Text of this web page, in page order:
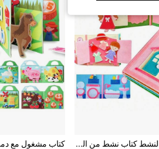
لوح مونتيسوري النشط كتاب نشط من الشعر الفلتي للأطفال الصغار، كتاب نشاطات تعليمية للمهارات الحياتية الأساسية لمرحلة ما قبل المدرسة، ألعاب تعليمية حسية، هدية مثالية لعيد الميلاد والكريسماس للأطفال الصغار